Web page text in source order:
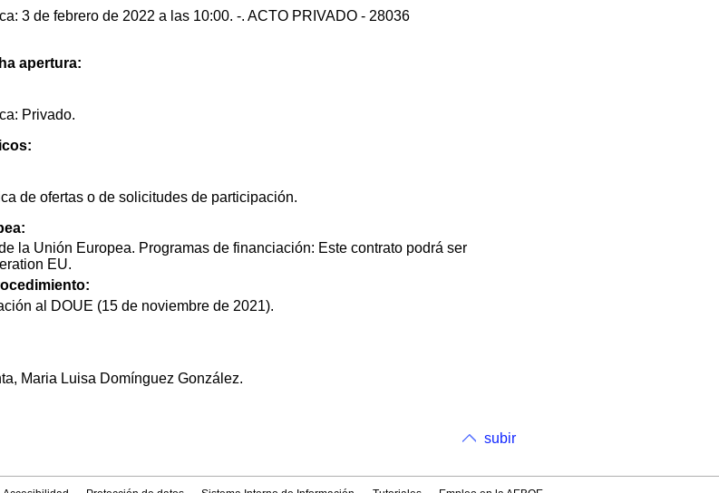
3 de febrero de 2022 a las 10:00. -. ACTO PRIVADO - 28036
apertura:
Privado.
de ofertas o de solicitudes de participación.
la Unión Europea. Programas de financiación: Este contrato podrá ser
EU.
al DOUE (15 de noviembre de 2021).
Maria Luisa Domínguez González.
subir